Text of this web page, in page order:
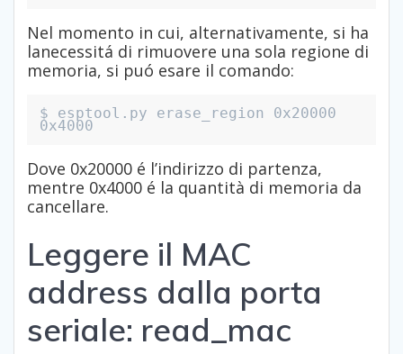
Nel momento in cui, alternativamente, si ha
lanecessitá di rimuovere una sola regione di
memoria, si puó esare il comando:
$ esptool.py erase_region 0x20000
0x4000
Dove 0x20000 é l’indirizzo di partenza,
mentre 0x4000 é la quantità di memoria da
cancellare.
Leggere il MAC
address dalla porta
seriale: read_mac